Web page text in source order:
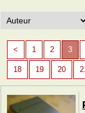
< 1 2 3
18 19 20